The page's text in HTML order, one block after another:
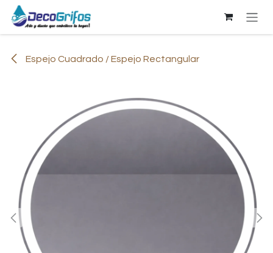
Ir al contenido
Espejo Cuadrado / Espejo Rectangular